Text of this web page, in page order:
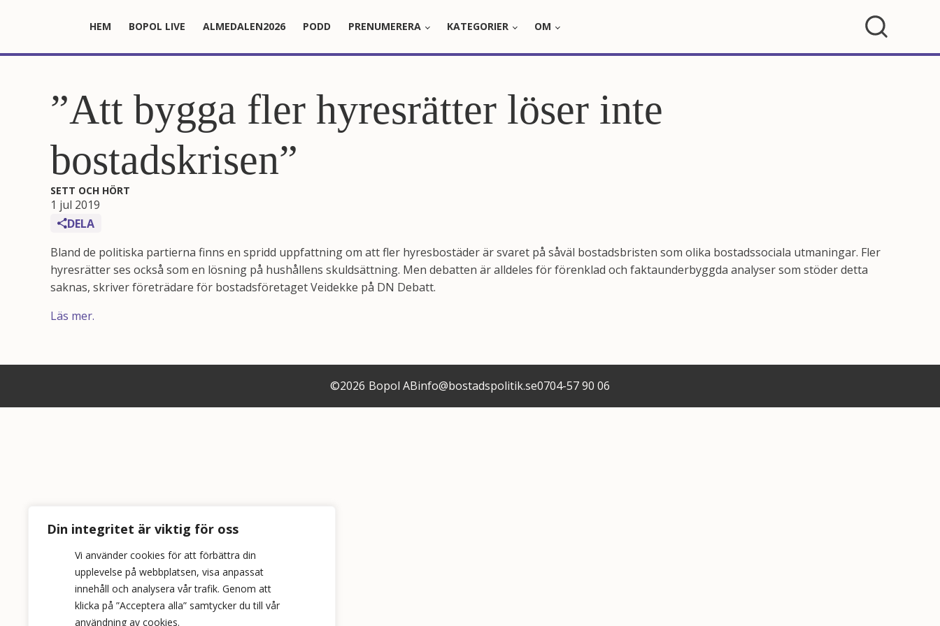
Din integritet är viktig för oss
Vi använder cookies för att förbättra din
upplevelse på webbplatsen, visa anpassat
innehåll och analysera vår trafik. Genom att
klicka på ”Acceptera alla” samtycker du till vår
användning av cookies.
HEM BOPOL LIVE ALMEDALEN2026 PODD PRENUMERERA KATEGORIER OM
”Att bygga fler hyresrätter löser inte
bostadskrisen”
SETT OCH HÖRT
1 jul 2019
DELA
Bland de politiska partierna finns en spridd uppfattning om att fler hyresbostäder är svaret på såväl bostadsbristen som olika bostadssociala utmaningar. Fler
hyresrätter ses också som en lösning på hushållens skuldsättning. Men debatten är alldeles för förenklad och faktaunderbyggda analyser som stöder detta
saknas, skriver företrädare för bostadsföretaget Veidekke på DN Debatt.
Läs mer.
©2026 Bopol ABinfo@bostadspolitik.se0704-57 90 06